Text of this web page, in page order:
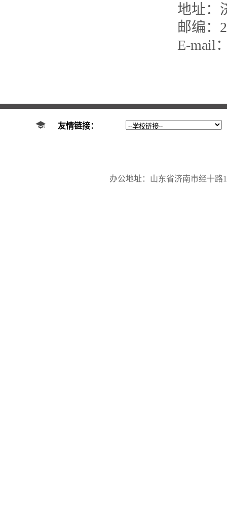
地址
邮编：
E-mail
友情链接：
办公地址：山东省济南市经十路